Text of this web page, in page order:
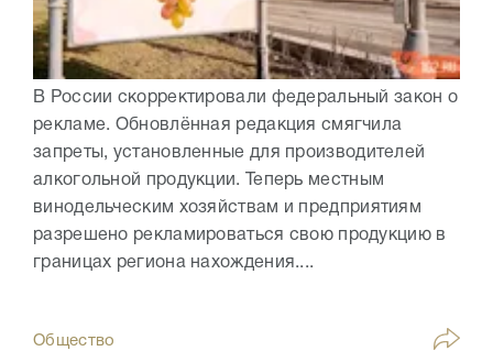
В России скорректировали федеральный закон о
рекламе. Обновлённая редакция смягчила
запреты, установленные для производителей
алкогольной продукции. Теперь местным
винодельческим хозяйствам и предприятиям
разрешено рекламироваться свою продукцию в
границах региона нахождения....
Общество